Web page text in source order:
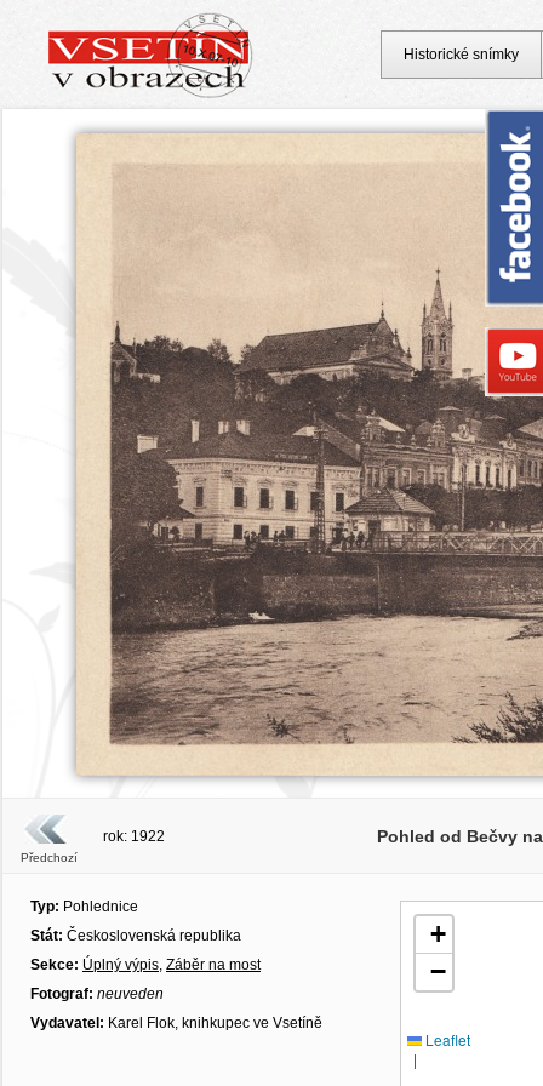
Předchozí
rok: 1922 Pohled od Bečvy
Typ: Pohlednice
Stát: Československá republika
Sekce: Úplný výpis, Záběr na most
Fotograf: neuveden
Vydavatel: Karel Flok, knihkupec ve Vsetíně
+
−
Leaflet
|
Historické snímky